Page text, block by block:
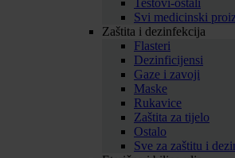
Testovi-ostali
Svi medicinski
Zaštita i dezinfekcija
Flasteri
Dezinficijensi
Gaze i zavoji
Maske
Rukavice
Zaštita za tijelo
Ostalo
Sve za zaštitu i